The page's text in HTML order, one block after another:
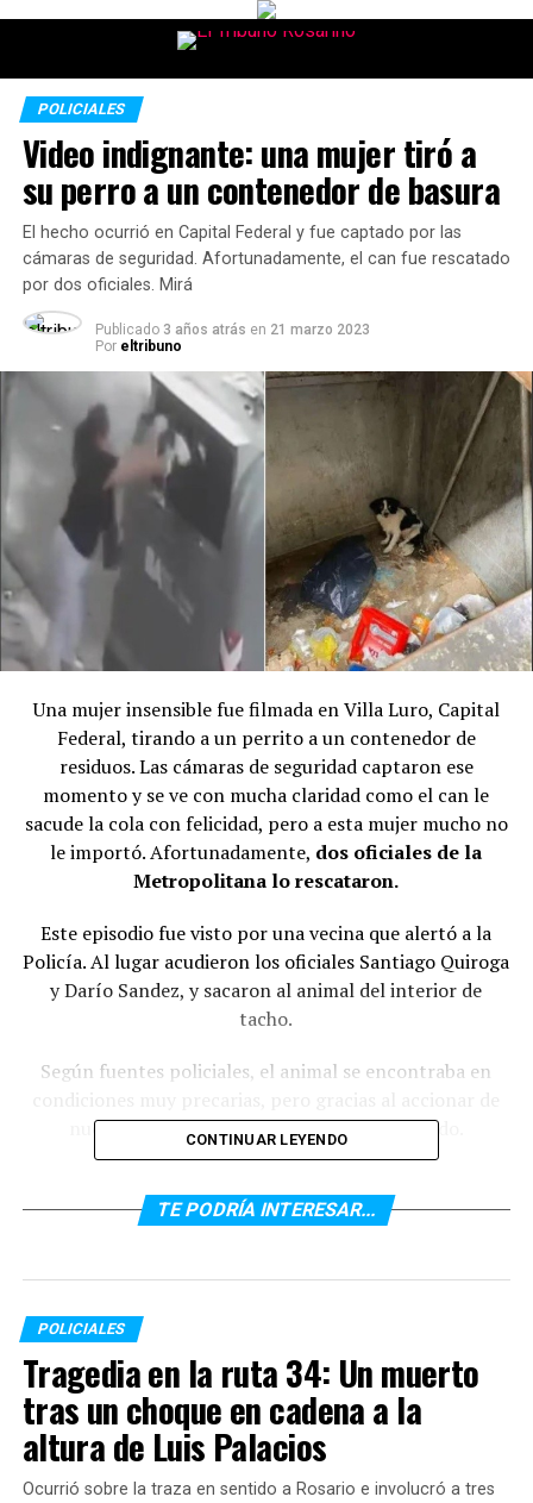
POLICIALES
Video indignante: una mujer tiró a
su perro a un contenedor de basura
El hecho ocurrió en Capital Federal y fue captado por las
cámaras de seguridad. Afortunadamente, el can fue rescatado
por dos oficiales. Mirá
Publicado 3 años atrás en 21 marzo 2023
Por eltribuno
Una mujer insensible fue filmada en Villa Luro, Capital
Federal, tirando a un perrito a un contenedor de
residuos. Las cámaras de seguridad captaron ese
momento y se ve con mucha claridad como el can le
sacude la cola con felicidad, pero a esta mujer mucho no
le importó. Afortunadamente, dos oficiales de la
Metropolitana lo rescataron.
Este episodio fue visto por una vecina que alertó a la
Policía. Al lugar acudieron los oficiales Santiago Quiroga
y Darío Sandez, y sacaron al animal del interior de
tacho.
Según fuentes policiales, el animal se encontraba en
nuestros efectivos ahora se está recuperando.
CONTINUAR LEYENDO
TE PODRÍA INTERESAR...
POLICIALES
Tragedia en la ruta 34: Un muerto
tras un choque en cadena a la
altura de Luis Palacios
Ocurrió sobre la traza en sentido a Rosario e involucró a tres